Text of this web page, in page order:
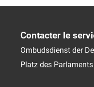
Contacter le
Ombudsdienst der
Platz des Parlaments